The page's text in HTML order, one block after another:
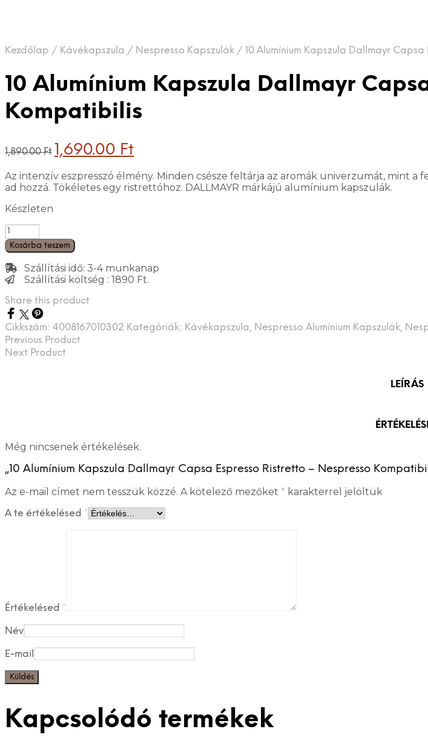
Kezdőlap / Kávékapszula / Nespresso Kapszulák / 10 Alumínium Kapszula Dallmayr
10 Alumínium Kapszula Dallmayr
Kompatibilis
1,890.00Ft
Original
price
1,890.00 Ft.
1,690.00 FtCurrent
price
is:
1,690.00 Ft.
Az intenzív eszpresszó élmény. Minden csésze feltárja az aromák univerzumát, mint a
ad hozzá. Tökéletes egy ristrettóhoz. DALLMAYR márkájú alumínium kapszulák.
Készleten
Mennyiség
Kosárba teszem
Szállítási idő: 3-4 munkanap
Szállítási költség : 1890 Ft.
Share this product
Cikkszám: 4008167010302 Kategóriák: Kávékapszula, Nespresso Alumínium Kapszulák,
Previous Product
Next Product
LEÍRÁS
Még nincsenek értékelések.
„10 Alumínium Kapszula Dallmayr Capsa Espresso Ristretto – Nespresso
Az e-mail címet nem tesszük közzé. A kötelező mezőket * karakterrel jelöltük
A te értékelésed *
Értékelésed *
Név
E-mail
Kapcsolódó termékek